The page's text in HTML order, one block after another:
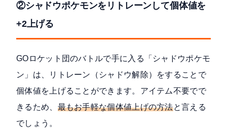
②シャドウポケモンをリトレーンして個体値を
+2上げる
GOロケット団のバトルで手に入る「シャドウポケモ
ン」は、リトレーン（シャドウ解除）をすることで
個体値を上げることができます。アイテム不要でで
きるため、 最もお手軽な個体値上げの方法と言える
でしょう。